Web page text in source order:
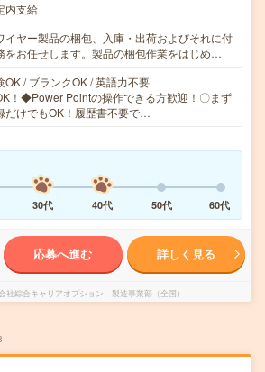
内支給
イヤー製品の梱包、入庫・出荷およびそれに付
をお任せします。製品の梱包作業をはじめ…
OK / ブランクOK / 英語力不要
！◆Power Pointの操作できる方歓迎！〇まず
だけでもOK！履歴書不要で…
30代 40代 50代 60代
応募へ進む 詳しく見る
社綜合キャリアオプション 製造事業部（全国）